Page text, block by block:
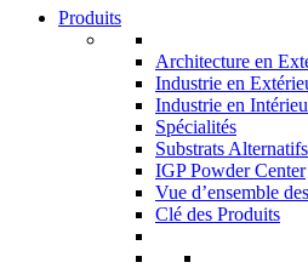
Produits
Architecture en
Industrie en
Industrie en
Spécialités
Substrats Alternatifs
IGP Powder Center
Vue d’ensemble
Clé des Produits